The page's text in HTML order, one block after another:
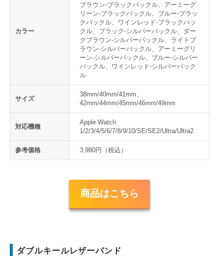
カラー
ブラウン-ブラックバックル、アーミーグ
リーン-ブラックバックル、ブルー-ブラッ
クバックル、ワインレッド-ブラックバッ
クル、ブラック-シルバーバックル、ダー
クブラウン-シルバーバックル、ライトブ
ラウン-シルバーバックル、アーミーグリ
ーン-シルバーバックル、ブルー-シルバー
バックル、ワインレッド-シルバーバック
ル
サイズ
38mm/40mm/41mm、
42mm/44mm/45mm/46mm/49mm
対応機種
Apple Watch
1/2/3/4/5/6/7/8/9/10/SE/SE2/Ultra/Ultra2
参考価格 3,980円（税込）
商品はこちら
ダブルキールレザーバンド